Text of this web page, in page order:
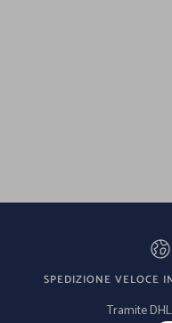
SPEDIZIONE VELOCE
Tramite